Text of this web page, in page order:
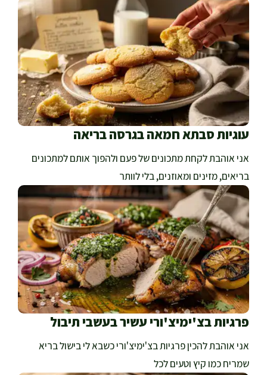
עוגיות סבתא חמאה בגרסה בריאה
אני אוהבת לקחת מתכונים של פעם ולהפוך אותם למתכונים
בריאים, מזינים ומאוזנים, בלי לוותר
פרגיות בצ'ימיצ'ורי עשיר בעשבי תיבול
אני אוהבת להכין פרגיות בצ'ימיצ'ורי כשבא לי בישול בריא
שמריח כמו קיץ וטעים לכל